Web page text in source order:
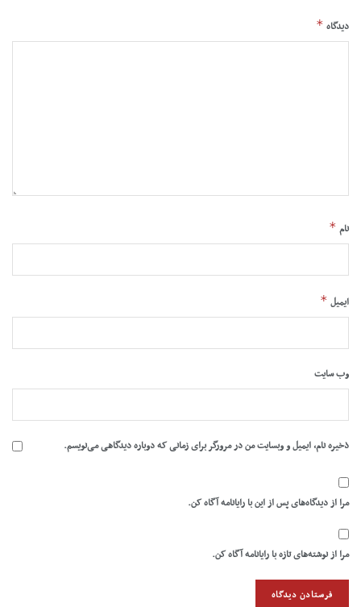
دیدگاه *
نام *
ایمیل *
وب‌ سایت
ذخیره نام، ایمیل و وبسایت من در مرورگر برای زمانی که دوباره دیدگاهی می‌نویسم.
مرا از دیدگاه‌های پس از این با رایانامه آگاه کن.
مرا از نوشته‌های تازه با رایانامه آگاه کن.